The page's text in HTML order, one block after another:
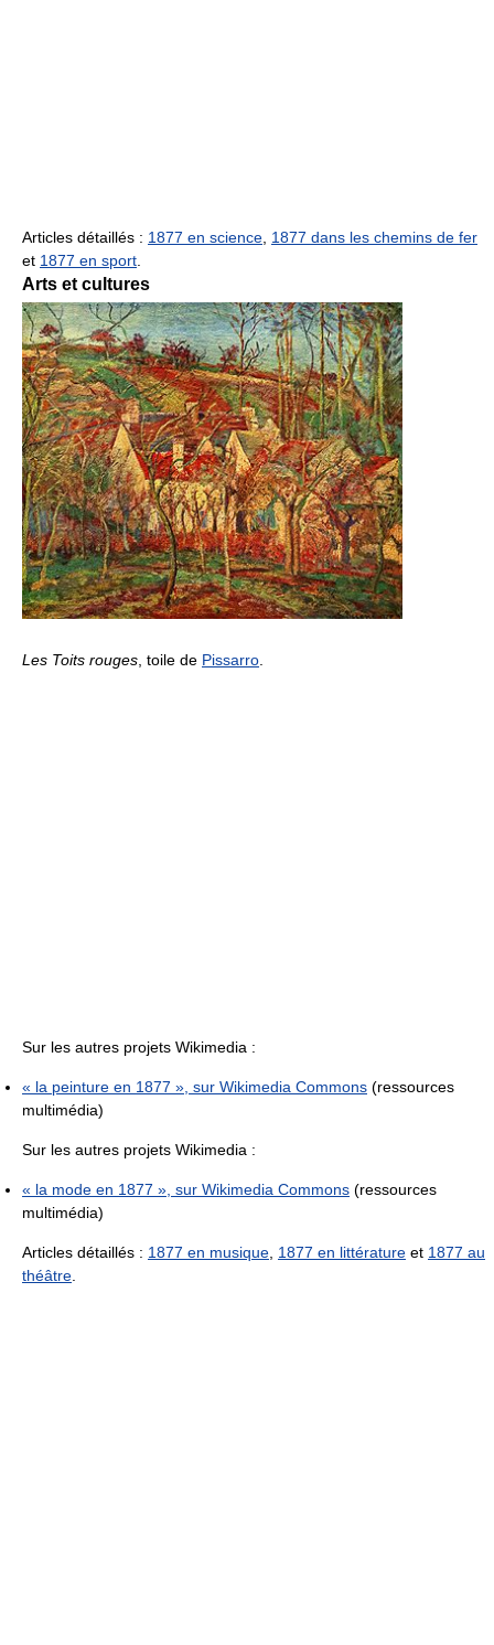
Articles détaillés : 1877 en science 1877 dans les chemins de fer
et 1877 en sport
Arts et cultures
Les Toits rouges , toile de Pissarro
Sur les autres projets Wikimedia :
« la peinture en 1877 », sur Wikimedia Commons (ressources
multimédia)
Sur les autres projets Wikimedia :
« la mode en 1877 », sur Wikimedia Commons (ressources
multimédia)
Articles détaillés : 1877 en musique 1877 en littérature et 1877 au
théâtre